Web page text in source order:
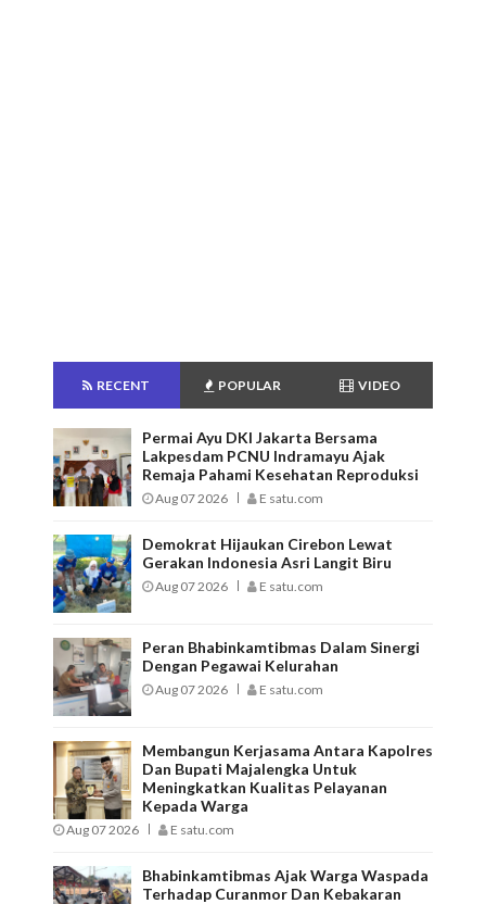
RECENT POPULAR VIDEO
Permai Ayu DKI Jakarta Bersama
Lakpesdam PCNU Indramayu Ajak
Remaja Pahami Kesehatan Reproduksi
Aug 07 2026 E satu.com
Demokrat Hijaukan Cirebon Lewat
Gerakan Indonesia Asri Langit Biru
Aug 07 2026 E satu.com
Peran Bhabinkamtibmas Dalam Sinergi
Dengan Pegawai Kelurahan
Aug 07 2026 E satu.com
Membangun Kerjasama Antara Kapolres
Dan Bupati Majalengka Untuk
Meningkatkan Kualitas Pelayanan
Kepada Warga
Aug 07 2026 E satu.com
Bhabinkamtibmas Ajak Warga Waspada
Terhadap Curanmor Dan Kebakaran